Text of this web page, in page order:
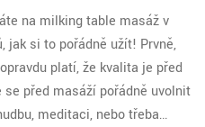
na milking table masáž v
jak si to pořádně užít! Prvně,
platí, že kvalita je před
před masáží pořádně uvolnit
meditaci, nebo třeba